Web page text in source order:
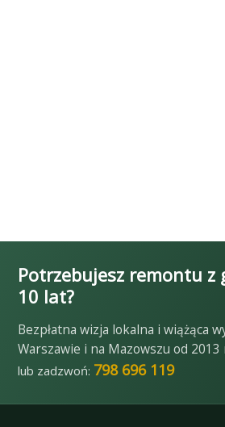
Potrzebujesz remontu z
10 lat?
Bezpłatna wizja lokalna i wiążąca
Warszawie i na Mazowszu od 2013
lub zadzwoń: 798 696 119